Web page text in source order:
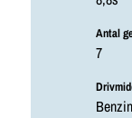
Antal
7
Benzin